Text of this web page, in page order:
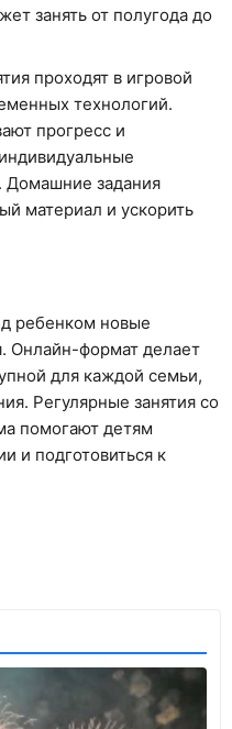
занять от полугода до
проходят в игровой
технологий.
прогресс и
Домашние задания
материал и ускорить
ребенком новые
Онлайн-формат делает
для каждой семьи,
Регулярные занятия со
помогают детям
и подготовиться к